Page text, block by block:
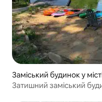
Заміський будинок у
Затишний заміський